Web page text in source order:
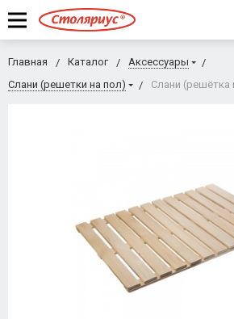
Главная Каталог
Аксессуары
Слани (решетки на пол)
Слани (решётка